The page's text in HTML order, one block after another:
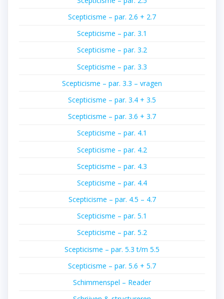
Scepticisme – par. 2.6 + 2.7
Scepticisme – par. 3.1
Scepticisme – par. 3.2
Scepticisme – par. 3.3
Scepticisme – par. 3.3 – vragen
Scepticisme – par. 3.4 + 3.5
Scepticisme – par. 3.6 + 3.7
Scepticisme – par. 4.1
Scepticisme – par. 4.2
Scepticisme – par. 4.3
Scepticisme – par. 4.4
Scepticisme – par. 4.5 – 4.7
Scepticisme – par. 5.1
Scepticisme – par. 5.2
Scepticisme – par. 5.3 t/m 5.5
Scepticisme – par. 5.6 + 5.7
Schimmenspel – Reader